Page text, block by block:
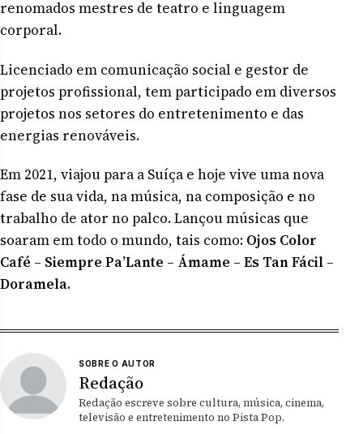
renomados mestres de teatro e linguagem
corporal.
Licenciado em comunicação social e gestor de
projetos profissional, tem participado em diversos
projetos nos setores do entretenimento e das
energias renováveis.
Em 2021, viajou para a Suíça e hoje vive uma nova
fase de sua vida, na música, na composição e no
trabalho de ator no palco. Lançou músicas que
soaram em todo o mundo, tais como: Ojos Color
Café – Siempre Pa’Lante – Ámame – Es Tan Fácil –
Doramela.
SOBRE O AUTOR
Redação
Redação escreve sobre cultura, música, cinema,
televisão e entretenimento no Pista Pop.